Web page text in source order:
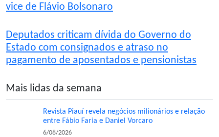
vice de Flávio Bolsonaro
Deputados criticam dívida do Governo do
Estado com consignados e atraso no
pagamento de aposentados e pensionistas
Mais lidas da semana
Revista Piauí revela negócios milionários e relação
entre Fábio Faria e Daniel Vorcaro
6/08/2026